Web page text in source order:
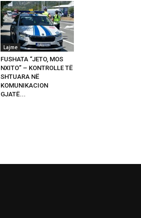
Lajme
FUSHATA “JETO, MOS
NXITO” – KONTROLLE TË
SHTUARA NË
KOMUNIKACION
GJATË...